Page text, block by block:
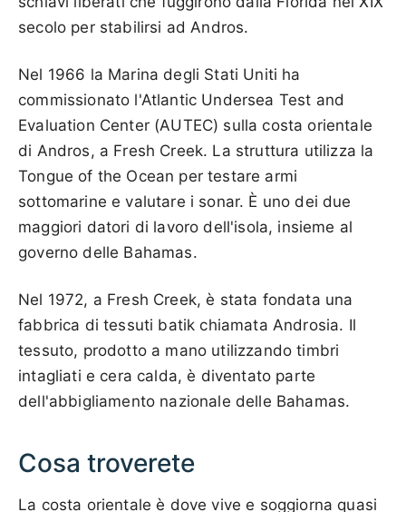
secolo per stabilirsi ad Andros.
Nel 1966 la Marina degli Stati Uniti ha
commissionato l'Atlantic Undersea Test and
Evaluation Center (AUTEC) sulla costa orientale
di Andros, a Fresh Creek. La struttura utilizza la
Tongue of the Ocean per testare armi
sottomarine e valutare i sonar. È uno dei due
maggiori datori di lavoro dell'isola, insieme al
governo delle Bahamas.
Nel 1972, a Fresh Creek, è stata fondata una
fabbrica di tessuti batik chiamata Androsia. Il
tessuto, prodotto a mano utilizzando timbri
intagliati e cera calda, è diventato parte
dell'abbigliamento nazionale delle Bahamas.
Cosa troverete
La costa orientale è dove vive e soggiorna quasi